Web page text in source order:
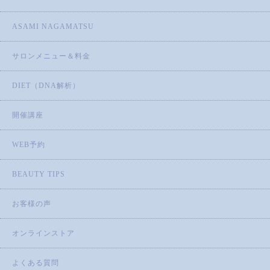
ASAMI NAGAMATSU
サロンメニュー＆料金
DIET（DNA解析）
開催講座
WEB予約
BEAUTY TIPS
お客様の声
オンラインストア
よくある質問